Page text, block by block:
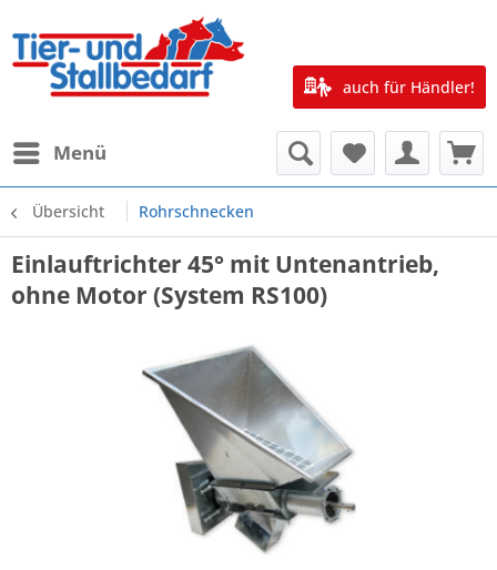
Menü
auch für Händler!
Übersicht Rohrschnecken
Einlauftrichter 45° mit Untenantrieb,
ohne Motor (System RS100)